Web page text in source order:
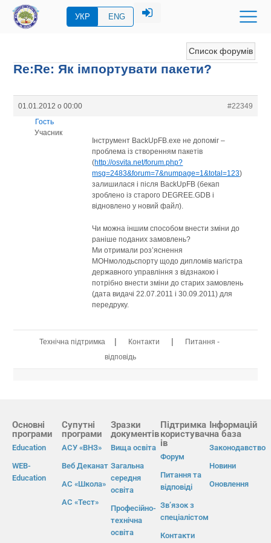
УКР ENG
Список форумів
Re:Re: Як імпортувати пакети?
01.01.2012 о 00:00
#22349
Гость
Учасник
Інструмент BackUpFB.exe не допоміг –
проблема із створенням пакетів
(http://osvita.net/forum.php?
msg=2483&forum=7&numpage=1&total=123)
залишилася і після BackUpFB (бекап
зроблено із старого DEGREE.GDB і
відновлено у новий файл).
Чи можна іншим способом внести зміни до
раніше поданих замовлень?
Ми отримали роз’яснення
МОНмолодьспорту щодо дипломів магістра
державного управління з відзнакою і
потрібно внести зміни до старих замовлень
(дата видачі 22.07.2011 і 30.09.2011) для
передруку.
Технічна підтримка | Контакти |
Питання -
відповідь
Основні
програми
Education
WEB-
Education
Супутні
програми
АСУ «ВНЗ»
Веб Деканат
АС «Школа»
АС «Тест»
Зразки
документів
Вища освіта
Загальна
середня
освіта
Професійно-
технічна
освіта
Підтримка
користувач
ів
Форум
Питання та
відповіді
Зв’язок з
спеціалістом
Контакти
Інформацій
на база
Законодавство
Новини
Оновлення